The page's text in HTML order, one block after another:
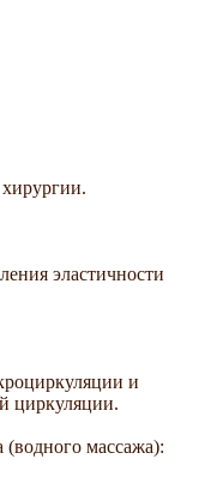
эластичности
и
циркуляции.
(водного массажа):